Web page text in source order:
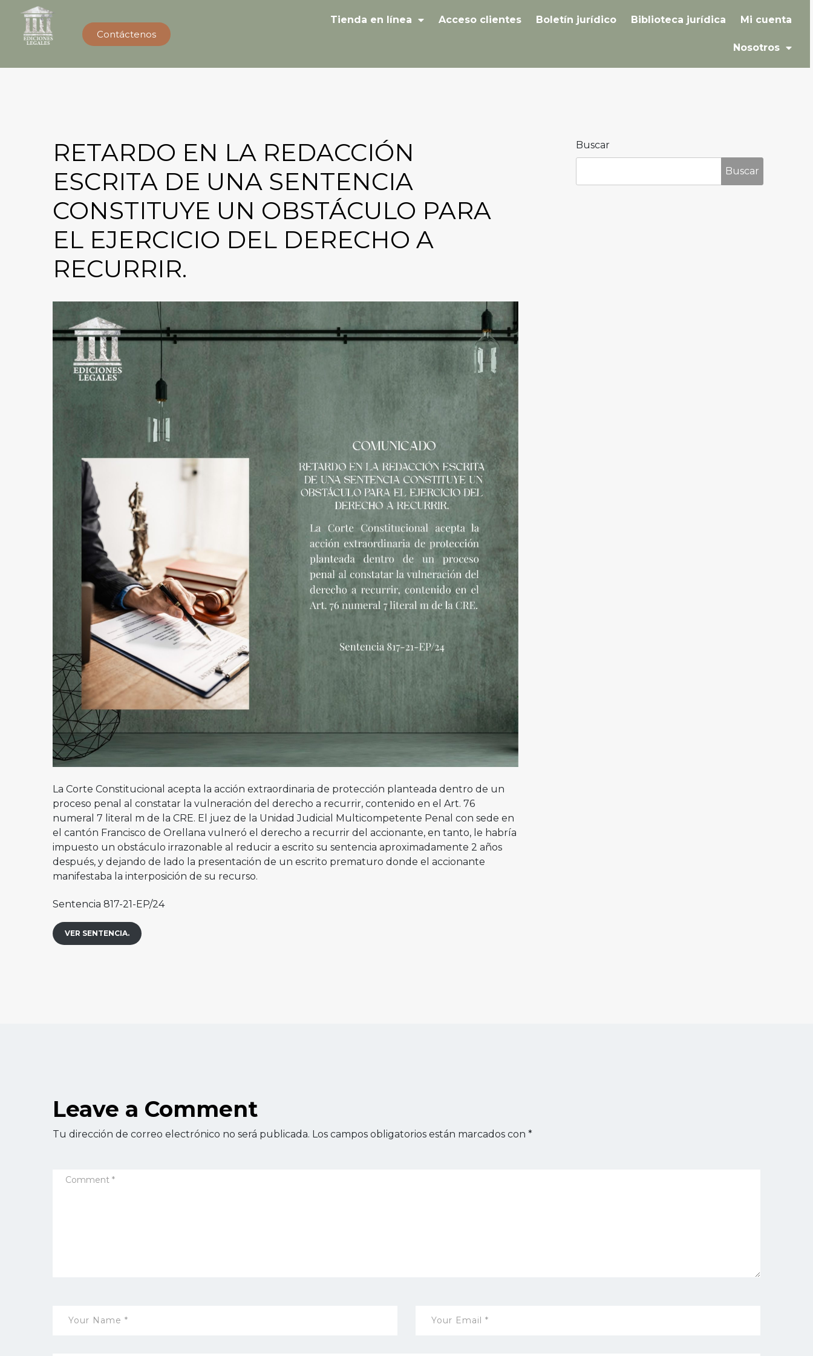
Contáctenos
Tienda en línea Acceso clientes Boletín jurídico Biblioteca jurídica Mi cuenta
Nosotros
Buscar
Buscar
RETARDO EN LA REDACCIÓN
ESCRITA DE UNA SENTENCIA
CONSTITUYE UN OBSTÁCULO PARA
EL EJERCICIO DEL DERECHO A
RECURRIR.
La Corte Constitucional acepta la acción extraordinaria de protección planteada dentro de un
proceso penal al constatar la vulneración del derecho a recurrir, contenido en el Art. 76
numeral 7 literal m de la CRE. El juez de la Unidad Judicial Multicompetente Penal con sede en
el cantón Francisco de Orellana vulneró el derecho a recurrir del accionante, en tanto, le habría
impuesto un obstáculo irrazonable al reducir a escrito su sentencia aproximadamente 2 años
después, y dejando de lado la presentación de un escrito prematuro donde el accionante
manifestaba la interposición de su recurso.
Sentencia 817-21-EP/24
VER SENTENCIA.
Leave a Comment
Tu dirección de correo electrónico no será publicada. Los campos obligatorios están marcados con *